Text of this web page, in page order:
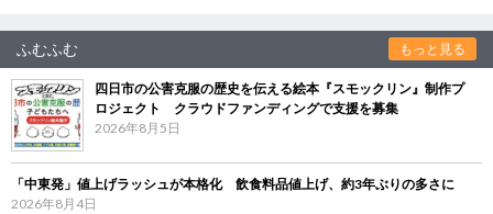
ふむふむ もっと見る
四日市の公害克服の歴史を伝える絵本『スモックリン』制作プ
ロジェクト クラウドファンディングで支援を募集
2026年8月5日
「中東発」値上げラッシュが本格化 飲食料品値上げ、約3年ぶりの多さに
2026年8月4日